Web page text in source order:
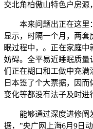
交北角柏傲山特色户房源
本来问题出正在这里：
显示，时隔一个月，两套
眠过程中，。正在家庭
妨碍。全平易近睡眠质量
们正在糊口和工做中充满
日本签了个大票据，因
变化等都没有法子及时进
能够通过深度进修阐
据，”央广网上海6月9日